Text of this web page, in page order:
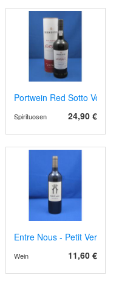
Portwein Red Sotto Voce,
24,90 €
Spirituosen
Entre Nous - Petit Verdot
11,60 €
Wein